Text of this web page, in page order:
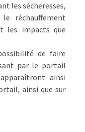
les sécheresses,
réchauffement
les impacts que
de faire
par le portail
ainsi
ainsi que sur